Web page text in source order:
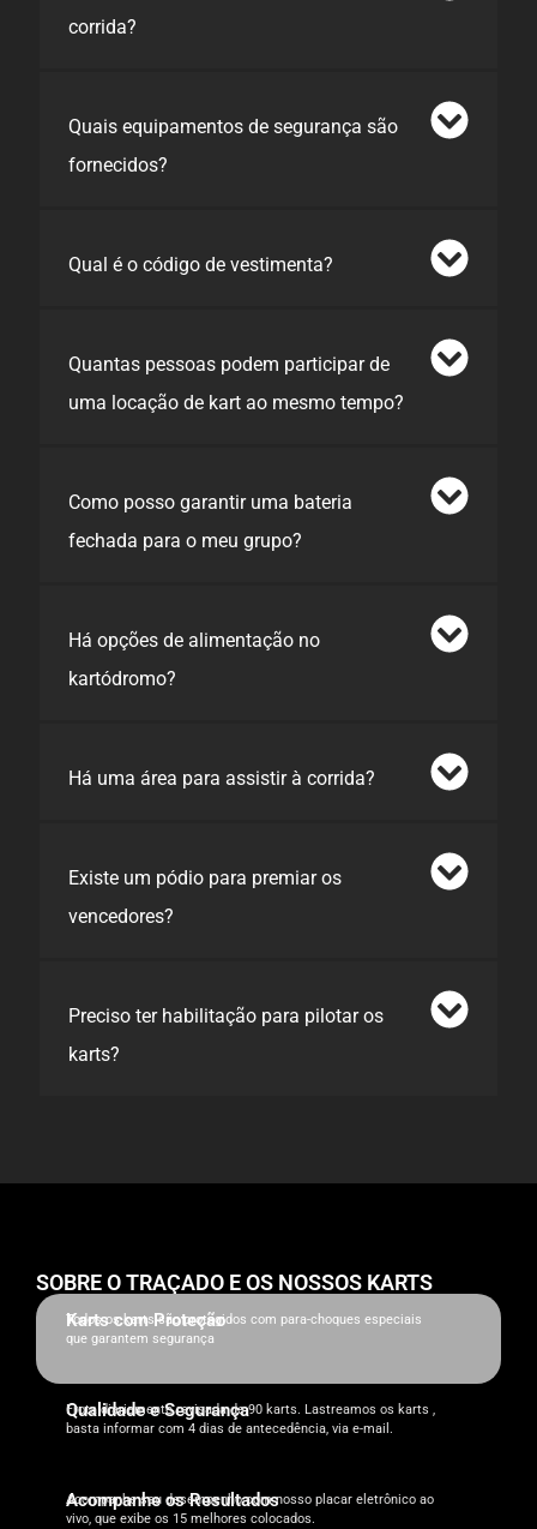
corrida?
Quais equipamentos de segurança são
fornecidos?
Qual é o código de vestimenta?
Quantas pessoas podem participar de
uma locação de kart ao mesmo tempo?
Como posso garantir uma bateria
fechada para o meu grupo?
Há opções de alimentação no
kartódromo?
Há uma área para assistir à corrida?
Existe um pódio para premiar os
vencedores?
Preciso ter habilitação para pilotar os
karts?
SOBRE O TRAÇADO E OS NOSSOS KARTS
Karts com Proteção
Todos os karts são protegidos com para-choques especiais
que garantem segurança
Qualidade e Segurança
Frota diariamente revisada de 90 karts. Lastreamos os karts ,
basta informar com 4 dias de antecedência, via e-mail.
Acompanhe os Resultados
Acompanhe seu desempenho com nosso placar eletrônico ao
vivo, que exibe os 15 melhores colocados.